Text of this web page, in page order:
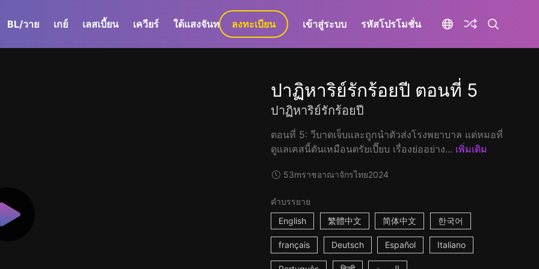
BL/วาย เกย์ เลสเบี้ยน เควียร์ ใต้แสงจันทร์ GaLa+
ลงทะเบียน เข้าสู่ระบบ รหัสโปรโมชั่น
ปาฏิหาริย์รักร้อยปี ตอนที่ 5
ปาฏิหาริย์รักร้อยปี
ตอนที่ 5: วีบาดเจ็บและถูกนำตัวส่งโรงพยาบาล แต่หมอที่
ดูแลเคสนี้ดันเหมือนตรัยเปี๊ยบ เรื่องย่ออย่าง... เพิ่มเติม
53mราชอาณาจักรไทย2024
คำบรรยาย
English
繁體中文 简体中文 한국어
français Deutsch Español Italiano